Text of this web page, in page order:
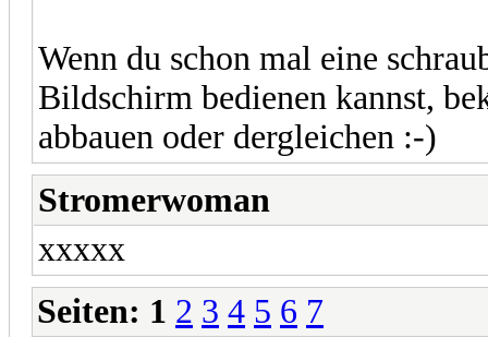
Wenn du schon mal eine
Bildschirm bedienen kannst,
abbauen oder dergleichen :-)
Stromerwoman
xxxxx
Seiten: 1 2 3 4 5 6 7